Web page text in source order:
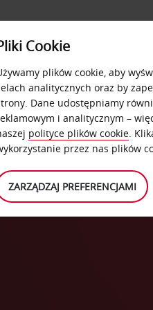
USŁUGI
Cookie
plików cookie, aby
analitycznych oraz by
Dane udostępniamy
i analitycznym –
polityce plików cookie.
przez nas plików
ZARZĄDZAJ PREFERENCJAMI